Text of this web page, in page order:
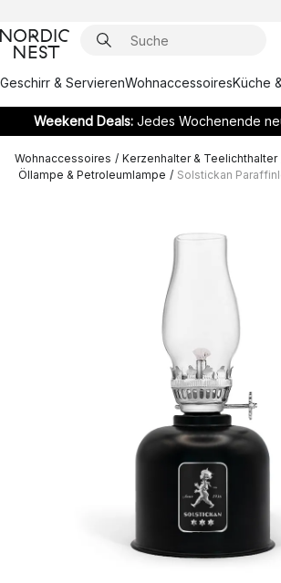
Geschirr & ServierenWohnaccessoiresKüche
Weekend Deals:Jedes Wochenende
Wohnaccessoires / Kerzenhalter & Teelichthalter
Öllampe & Petroleumlampe / Solstickan